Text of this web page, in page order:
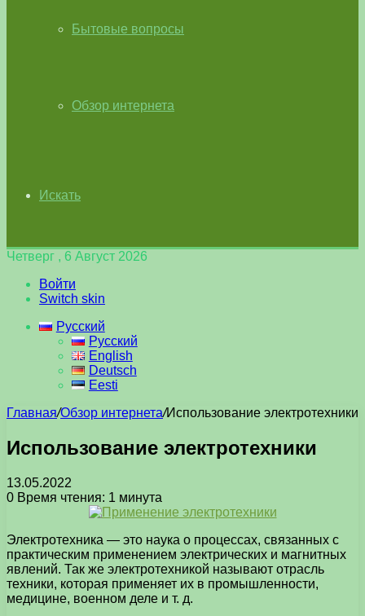
Бытовые вопросы
Обзор интернета
Искать
Четверг , 6 Август 2026
Войти
Switch skin
Русский
Русский
English
Deutsch
Eesti
Главная/Обзор интернета/Использование электротехники
Использование электротехники
13.05.2022
0 Время чтения: 1 минута
Электротехника — это наука о процессах, связанных с
практическим применением электрических и магнитных
явлений. Так же электротехникой называют отрасль
техники, которая применяет их в промышленности,
медицине, военном деле и т. д.